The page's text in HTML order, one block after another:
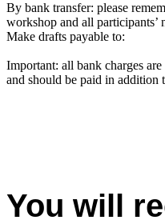
By bank transfer: please
workshop and all participants’
Make drafts payable to:
Important: all bank charges
and should be paid in addition
You will